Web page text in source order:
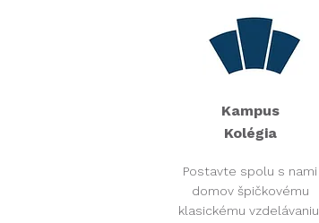
Kampus
Kolégia​
Postavte spolu s nami
domov špičkovému
klasickému vzdelávaniu.